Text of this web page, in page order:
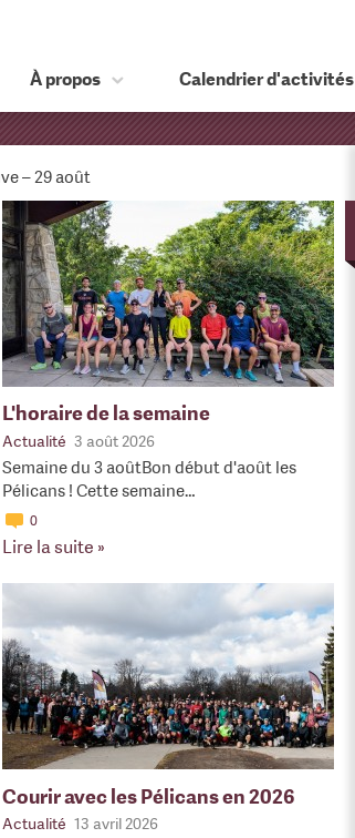
À propos Calendrier d'activités
– 29 août
L'horaire de la semaine
Actualité 3 août 2026
Semaine du 3 aoûtBon début d'août les
Pélicans ! Cette semaine…
0
Lire la suite »
Courir avec les Pélicans en 2026
Actualité 13 avril 2026